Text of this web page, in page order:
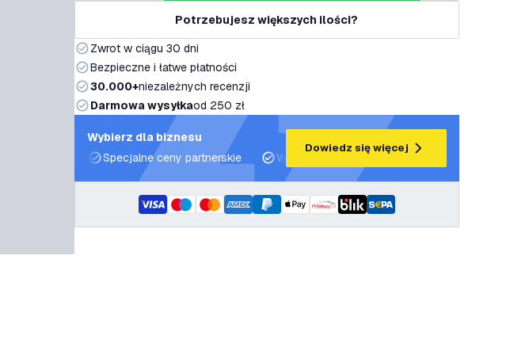
Potrzebujesz większych ilości?
Zwrot w ciągu 30 dni
Bezpieczne i łatwe płatności
30.000+niezależnych recenzji
Darmowa wysyłkaod 250 zł
Wybierz dla biznesu
Specjalne ceny partnerskie
Wsparcie projektowe i plany oświetleniowe
Dowiedz się więcej